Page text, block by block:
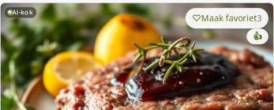
AI-kok Maak favoriet3
👍